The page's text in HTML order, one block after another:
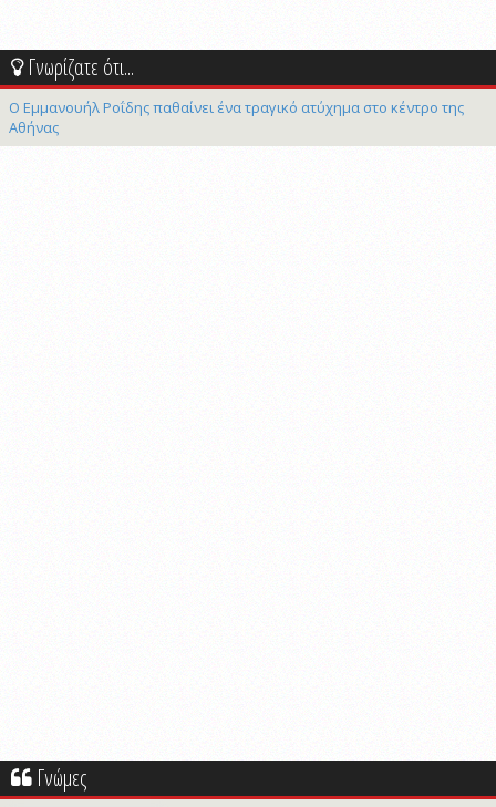
Γνωρίζατε ότι...
Ο Εμμανουήλ Ροΐδης παθαίνει ένα τραγικό ατύχημα στο κέντρο της
Αθήνας
Γνώμες